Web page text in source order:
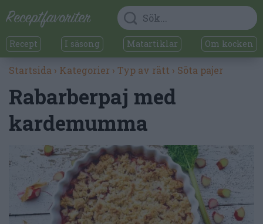
Recept I säsong Matartiklar Om kocken
Startsida › Kategorier › Typ av rätt › Söta pajer
Rabarberpaj med
kardemumma